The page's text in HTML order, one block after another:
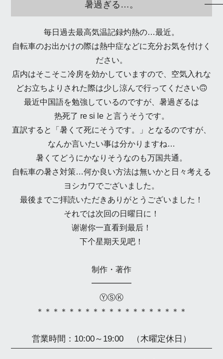
暑過ぎる…。
毎日過去最高気温記録灼熱の…最近。
自転車のお出かけの際は熱中症などに充分お気を付けく
ださい。
店内はそこそこ冷房を効かしていますので、空気入れな
どお立ちよりされた際は少し涼んで行ってください🙃
最近中国語を勉強しているのですが、暑過ぎるは
热死了 re si le と言うそうです。
直訳すると「暑くて死にそうです。」となるのですが、
なんか言いたい事は分かりますね…
暑くてどうにかなりそうなのも万国共通。
自転車の暑さ対策…何か良い方法は無いかと日々考える
ヨシカワでございました。
最後までご拝読いただきありがとうございました！
それでは次回の日曜日に！
谢谢你一直看到最后！
下个星期天见吧！
制作・著作
━━━━━
ⓎⓈⓀ
＊＊＊＊＊＊＊＊＊＊＊＊＊＊＊＊＊＊＊
営業時間：10:00～19:00 （木曜定休日）